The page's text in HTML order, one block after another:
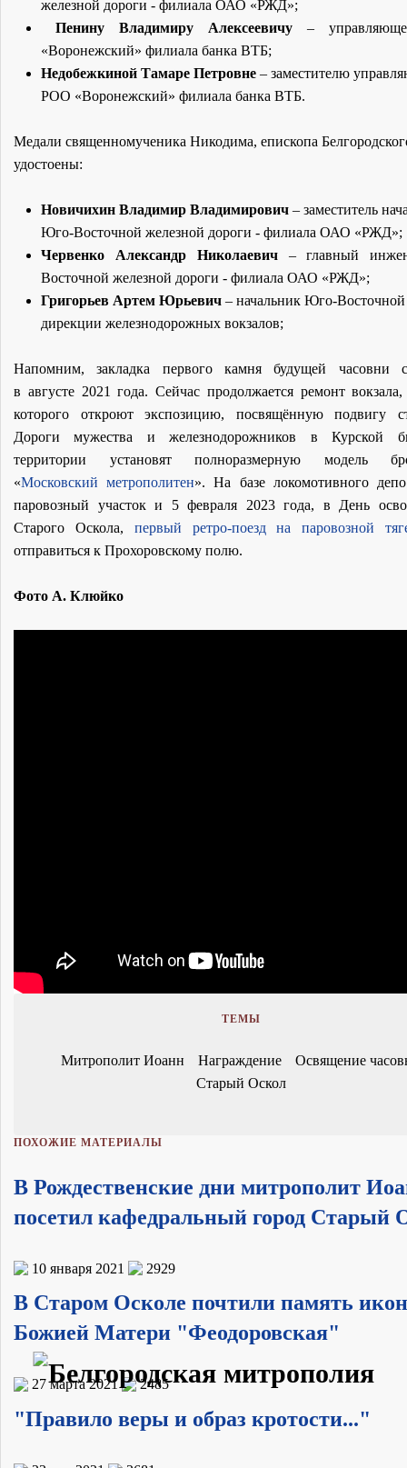
железной дороги - филиала ОАО «РЖД»;
Пенину Владимиру Алексеевичу –
«Воронежский» филиала банка ВТБ;
Недобежкиной Тамаре Петровне – заместителю
РОО «Воронежский» филиала банка ВТБ.
Медали священномученика Никодима, епископа
удостоены:
Новичихин Владимир Владимирович – заместитель
Юго-Восточной железной дороги - филиала ОАО «РЖД»;
Червенко Александр Николаевич– главный
Восточной железной дороги - филиала ОАО «РЖД»;
Григорьев Артем Юрьевич – начальник Юго-Восточной
дирекции железнодорожных вокзалов;
Напомним, закладка первого камня будущей часовни
в августе 2021 года. Сейчас продолжается ремонт
которого откроют экспозицию, посвящённую подвигу
Дороги мужества и железнодорожников в Курской
территории установят полноразмерную модель
«Московский метрополитен». На базе локомотивного депо
паровозный участок и 5 февраля 2023 года, в День
Старого Оскола, первый ретро-поезд на паровозной
отправиться к Прохоровскому полю.
Фото А. Клюйко
ТЕМЫ
Митрополит Иоанн Награждение
Освящение
Старый Оскол
ПОХОЖИЕ МАТЕРИАЛЫ
В Рождественские дни митрополит
посетил кафедральный город Старый
10 января 2021 2929
В Старом Осколе почтили память
Божией Матери "Феодоровская"
27 марта 2021 2485
"Правило веры и образ кротости..."